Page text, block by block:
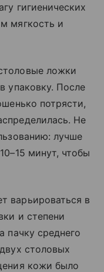
гигиенических
мягкость и
ложки
упаковку. После
потрясти,
Не
лучше
минут, чтобы
варьироваться в
и степени
пачку среднего
столовых
кожи было